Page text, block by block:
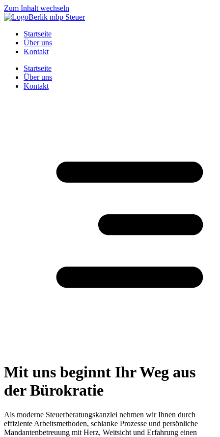
Zum Inhalt wechseln
Startseite
Über uns
Kontakt
Startseite
Über uns
Kontakt
Mit uns beginnt Ihr Weg aus
der Bürokratie
Als moderne Steuerberatungskanzlei nehmen wir Ihnen durch
effiziente Arbeitsmethoden, schlanke Prozesse und persönliche
Mandantenbetreuung mit Herz, Weitsicht und Erfahrung einen